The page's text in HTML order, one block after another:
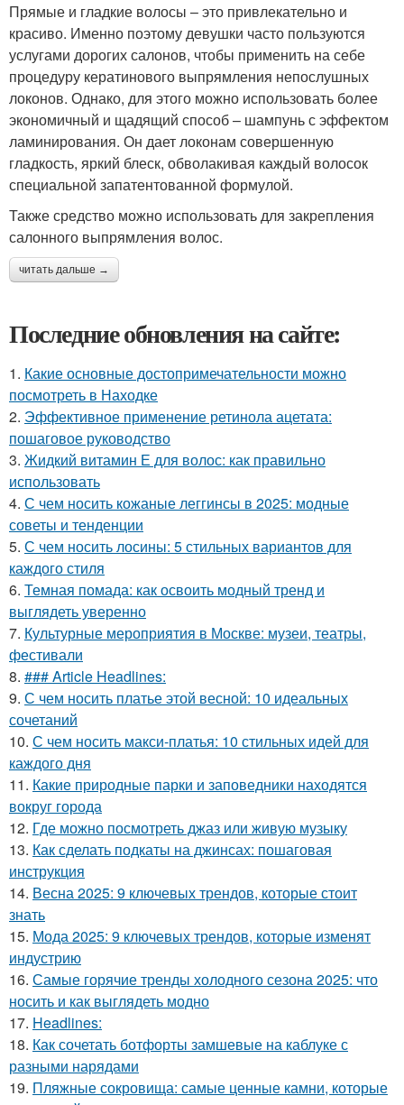
Прямые и гладкие волосы – это привлекательно и
красиво. Именно поэтому девушки часто пользуются
услугами дорогих салонов, чтобы применить на себе
процедуру кератинового выпрямления непослушных
локонов. Однако, для этого можно использовать более
экономичный и щадящий способ – шампунь с эффектом
ламинирования. Он дает локонам совершенную
гладкость, яркий блеск, обволакивая каждый волосок
специальной запатентованной формулой.
Также средство можно использовать для закрепления
салонного выпрямления волос.
читать дальше →
Последние обновления на сайте:
1. Какие основные достопримечательности можно
посмотреть в Находке
2. Эффективное применение ретинола ацетата:
пошаговое руководство
3. Жидкий витамин Е для волос: как правильно
использовать
4. С чем носить кожаные леггинсы в 2025: модные
советы и тенденции
5. С чем носить лосины: 5 стильных вариантов для
каждого стиля
6. Темная помада: как освоить модный тренд и
выглядеть уверенно
7. Культурные мероприятия в Москве: музеи, театры,
фестивали
8. ### Article Headlines:
9. С чем носить платье этой весной: 10 идеальных
сочетаний
10. С чем носить макси-платья: 10 стильных идей для
каждого дня
11. Какие природные парки и заповедники находятся
вокруг города
12. Где можно посмотреть джаз или живую музыку
13. Как сделать подкаты на джинсах: пошаговая
инструкция
14. Весна 2025: 9 ключевых трендов, которые стоит
знать
15. Мода 2025: 9 ключевых трендов, которые изменят
индустрию
16. Самые горячие тренды холодного сезона 2025: что
носить и как выглядеть модно
17. Headlines:
18. Как сочетать ботфорты замшевые на каблуке с
разными нарядами
19. Пляжные сокровища: самые ценные камни, которые